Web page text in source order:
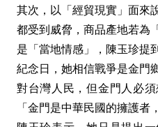
其次，以「經貿現實」面來
都受到威脅，商品產地若為
是「當地情感」，陳玉珍提
紀念日，她相信戰爭是金門
對台灣人民，但金門人必
「金門是中華民國的擁護者